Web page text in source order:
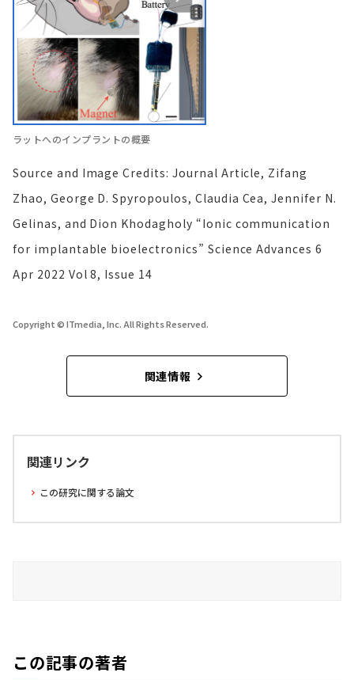
ラットへのインプラントの概要
Source and Image Credits: Journal Article, Zifang
Zhao, George D. Spyropoulos, Claudia Cea, Jennifer N.
Gelinas, and Dion Khodagholy “Ionic communication
for implantable bioelectronics” Science Advances 6
Apr 2022 Vol 8, Issue 14
Copyright © ITmedia, Inc. All Rights Reserved.
関連情報
関連リンク
この研究に関する論文
この記事の著者